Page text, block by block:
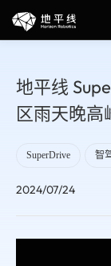
地平线
区雨天晚高
2024/07/24
SuperDrive 智